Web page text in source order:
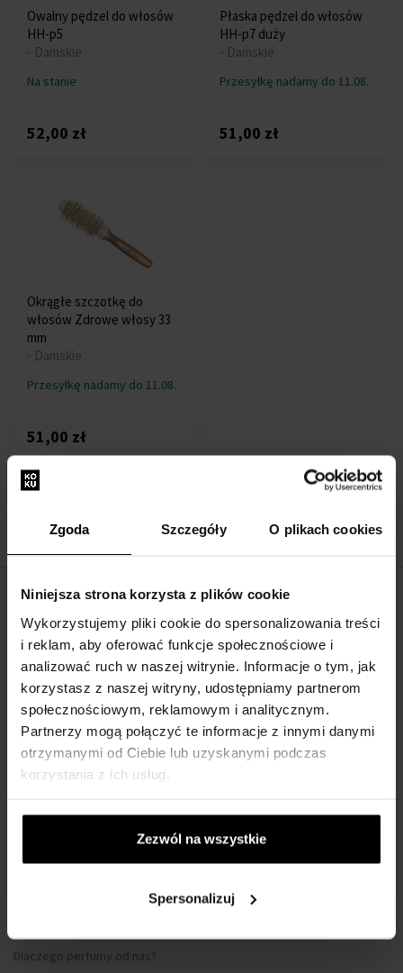
Zgoda Szczegóły O plikach cookies
Niniejsza strona korzysta z plików cookie
Wykorzystujemy pliki cookie do spersonalizowania treści
i reklam, aby oferować funkcje społecznościowe i
analizować ruch w naszej witrynie. Informacje o tym, jak
korzystasz z naszej witryny, udostępniamy partnerom
społecznościowym, reklamowym i analitycznym.
Partnerzy mogą połączyć te informacje z innymi danymi
otrzymanymi od Ciebie lub uzyskanymi podczas
korzystania z ich usług.
Zezwól na wszystkie
Spersonalizuj
Owalny pędzel do włosów
HH-p5
- Damskie
Na stanie
52,00 zł
Płaska pędzel do włosów
HH-p7 duży
- Damskie
Przesyłkę nadamy do 11.08.
51,00 zł
Okrągłe szczotkę do
włosów Zdrowe włosy 33
mm
- Damskie
Przesyłkę nadamy do 11.08.
51,00 zł
1
O nas
Formularz kontaktowy
Kontakt
WSZYSTKO O ZAKUPIE
Regulamin zakupów
Dlaczego perfumy od nas?